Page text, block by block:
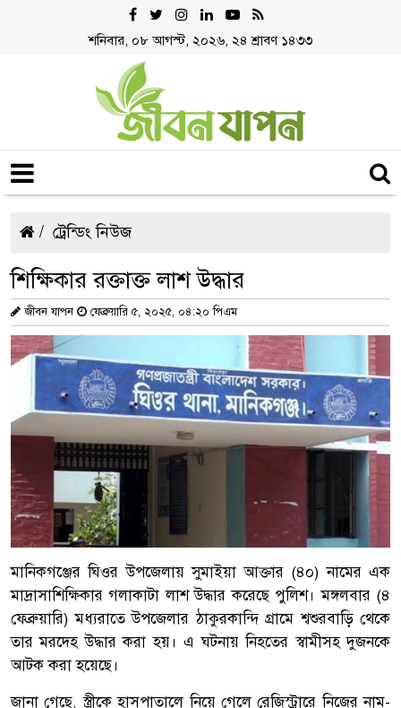
শনিবার, ০৮ আগস্ট, ২০২৬, ২৪ শ্রাবণ ১৪৩৩
ট্রেন্ডিং নিউজ
শিক্ষিকার রক্তাক্ত লাশ উদ্ধার
জীবন যাপন ফেব্রুয়ারি ৫, ২০২৫, ০৪:২০ পিএম
মানিকগঞ্জের ঘিওর উপজেলায় সুমাইয়া আক্তার (৪০) নামের এক
মাদ্রাসাশিক্ষিকার গলাকাটা লাশ উদ্ধার করেছে পুলিশ। মঙ্গলবার (৪
ফেব্রুয়ারি) মধ্যরাতে উপজেলার ঠাকুরকান্দি গ্রামে শ্বশুরবাড়ি থেকে
তার মরদেহ উদ্ধার করা হয়। এ ঘটনায় নিহতের স্বামীসহ দুজনকে
আটক করা হয়েছে।
জানা গেছে, স্ত্রীকে হাসপাতালে নিয়ে গেলে রেজিস্ট্রারে নিজের নাম-